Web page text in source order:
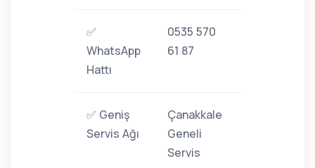
✅
WhatsApp
Hattı
0535 570
61 87
✅ Geniş
Servis Ağı
Çanakkale
Geneli
Servis